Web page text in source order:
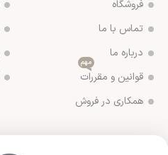
فروشگاه
تماس با ما
درباره ما
قوانین و مقررات
مهم
همکاری در فروش